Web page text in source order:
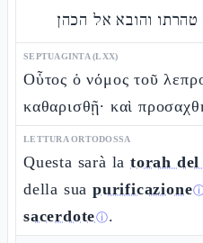
והובא אל הכהן
SEPTUAGINTA (LXX)
Οὗτος ὁ νόμος τοῦ
καθαρισθῇ· καὶ
LETTURA ORTODOSSA
Questa sarà la torah del
della sua purificazione
sacerdoteⓘ.